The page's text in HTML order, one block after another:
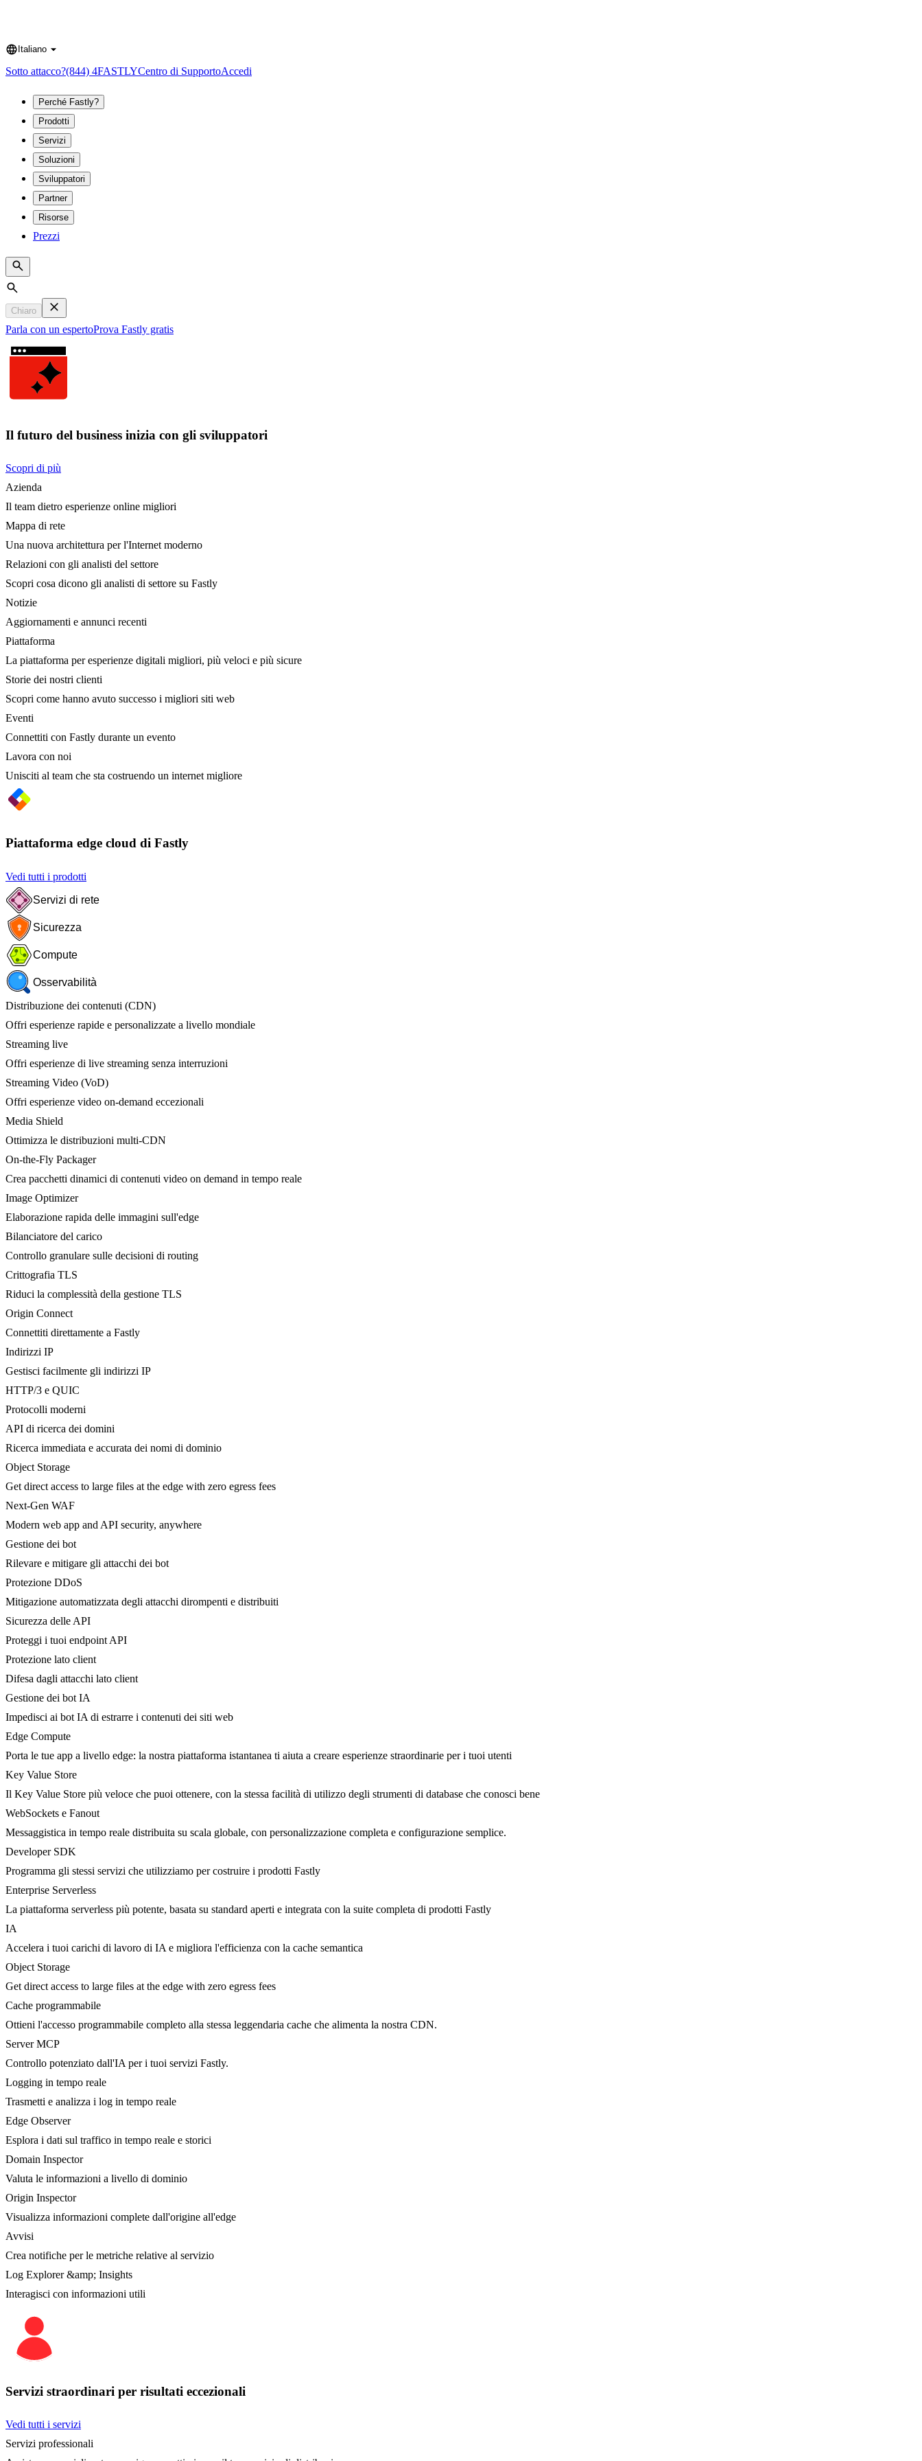
Language
Italiano
Sotto attacco?(844) 4FASTLYCentro di SupportoAccedi
Perché Fastly?
Prodotti
Servizi
Soluzioni
Sviluppatori
Partner
Risorse
Prezzi
Search
Chiaro
Parla con un espertoProva Fastly gratis
Il futuro del business inizia con gli sviluppatori
Scopri di più
Azienda
Il team dietro esperienze online migliori
Mappa di rete
Una nuova architettura per l'Internet moderno
Relazioni con gli analisti del settore
Scopri cosa dicono gli analisti di settore su Fastly
Notizie
Aggiornamenti e annunci recenti
Piattaforma
La piattaforma per esperienze digitali migliori, più veloci e più sicure
Storie dei nostri clienti
Scopri come hanno avuto successo i migliori siti web
Eventi
Connettiti con Fastly durante un evento
Lavora con noi
Unisciti al team che sta costruendo un internet migliore
Piattaforma edge cloud di Fastly
Vedi tutti i prodotti
Servizi di rete
Sicurezza
Compute
Osservabilità
Distribuzione dei contenuti (CDN)
Offri esperienze rapide e personalizzate a livello mondiale
Streaming live
Offri esperienze di live streaming senza interruzioni
Streaming Video (VoD)
Offri esperienze video on-demand eccezionali
Media Shield
Ottimizza le distribuzioni multi-CDN
On-the-Fly Packager
Crea pacchetti dinamici di contenuti video on demand in tempo reale
Image Optimizer
Elaborazione rapida delle immagini sull'edge
Bilanciatore del carico
Controllo granulare sulle decisioni di routing
Crittografia TLS
Riduci la complessità della gestione TLS
Origin Connect
Connettiti direttamente a Fastly
Indirizzi IP
Gestisci facilmente gli indirizzi IP
HTTP/3 e QUIC
Protocolli moderni
API di ricerca dei domini
Ricerca immediata e accurata dei nomi di dominio
Object Storage
Get direct access to large files at the edge with zero egress fees
Next-Gen WAF
Modern web app and API security, anywhere
Gestione dei bot
Rilevare e mitigare gli attacchi dei bot
Protezione DDoS
Mitigazione automatizzata degli attacchi dirompenti e distribuiti
Sicurezza delle API
Proteggi i tuoi endpoint API
Protezione lato client
Difesa dagli attacchi lato client
Gestione dei bot IA
Impedisci ai bot IA di estrarre i contenuti dei siti web
Edge Compute
Porta le tue app a livello edge: la nostra piattaforma istantanea ti aiuta a creare esperienze straordinarie per i tuoi utenti
Key Value Store
Il Key Value Store più veloce che puoi ottenere, con la stessa facilità di utilizzo degli strumenti di database che conosci bene
WebSockets e Fanout
Messaggistica in tempo reale distribuita su scala globale, con personalizzazione completa e configurazione semplice.
Developer SDK
Programma gli stessi servizi che utilizziamo per costruire i prodotti Fastly
Enterprise Serverless
La piattaforma serverless più potente, basata su standard aperti e integrata con la suite completa di prodotti Fastly
IA
Accelera i tuoi carichi di lavoro di IA e migliora l'efficienza con la cache semantica
Object Storage
Get direct access to large files at the edge with zero egress fees
Cache programmabile
Ottieni l'accesso programmabile completo alla stessa leggendaria cache che alimenta la nostra CDN.
Server MCP
Controllo potenziato dall'IA per i tuoi servizi Fastly.
Logging in tempo reale
Trasmetti e analizza i log in tempo reale
Edge Observer
Esplora i dati sul traffico in tempo reale e storici
Domain Inspector
Valuta le informazioni a livello di dominio
Origin Inspector
Visualizza informazioni complete dall'origine all'edge
Avvisi
Crea notifiche per le metriche relative al servizio
Log Explorer &amp; Insights
Interagisci con informazioni utili
Servizi straordinari per risultati eccezionali
Vedi tutti i servizi
Servizi professionali